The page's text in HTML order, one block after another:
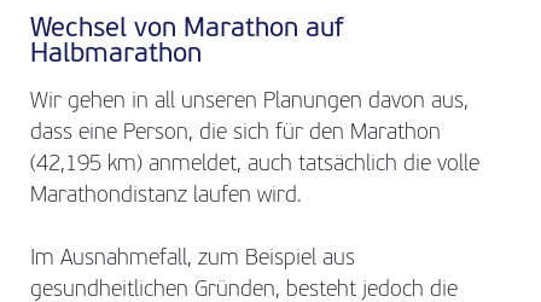
Wechsel von Marathon auf
Halbmarathon
Wir gehen in all unseren Planungen davon aus,
dass eine Person, die sich für den Marathon
(42,195 km) anmeldet, auch tatsächlich die volle
Marathondistanz laufen wird.
Im Ausnahmefall, zum Beispiel aus
gesundheitlichen Gründen, besteht jedoch die